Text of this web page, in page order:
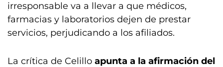
irresponsable va a llevar a que médicos,
farmacias y laboratorios dejen de prestar
servicios, perjudicando a los afiliados.
La crítica de Celillo apunta a la afirmación del